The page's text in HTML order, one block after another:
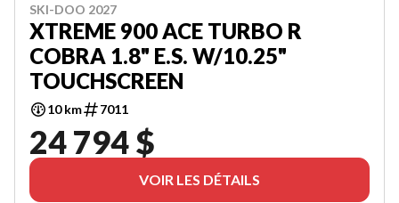
SKI-DOO 2027
XTREME 900 ACE TURBO R
COBRA 1.8" E.S. W/10.25"
TOUCHSCREEN
10 km 7011
24 794 $
VOIR LES DÉTAILS